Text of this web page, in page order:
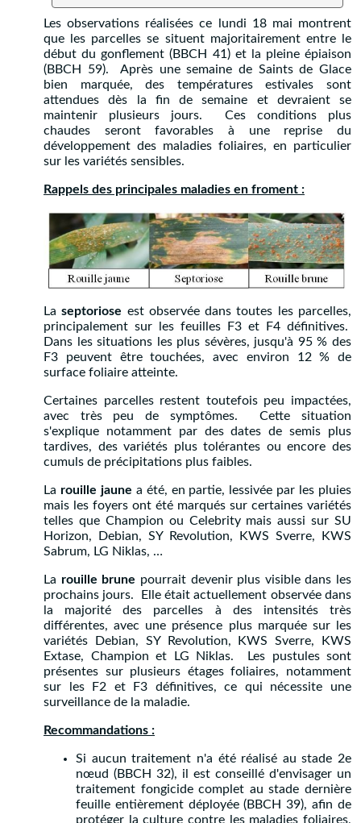
Les observations réalisées ce lundi 18 mai montrent
que les parcelles se situent majoritairement entre le
début du gonflement (BBCH 41) et la pleine épiaison
(BBCH 59). Après une semaine de Saints de Glace
bien marquée, des températures estivales sont
attendues dès la fin de semaine et devraient se
maintenir plusieurs jours. Ces conditions plus
chaudes seront favorables à une reprise du
développement des maladies foliaires, en particulier
sur les variétés sensibles.
Rappels des principales maladies en froment :
Laseptoriose est observée dans toutes les parcelles,
principalement sur les feuilles F3 et F4 définitives.
Dans les situations les plus sévères, jusqu'à 95 % des
F3 peuvent être touchées, avec environ 12 % de
surface foliaire atteinte.
Certaines parcelles restent toutefois peu impactées,
avec très peu de symptômes. Cette situation
s'explique notamment par des dates de semis plus
tardives, des variétés plus tolérantes ou encore des
cumuls de précipitations plus faibles.
La rouille jaune a été, en partie, lessivée par les pluies
mais les foyers ont été marqués sur certaines variétés
telles que Champion ou Celebrity mais aussi sur SU
Horizon, Debian, SY Revolution, KWS Sverre, KWS
Sabrum, LG Niklas, …
La rouille brune pourrait devenir plus visible dans les
prochains jours. Elle était actuellement observée dans
la majorité des parcelles à des intensités très
différentes, avec une présence plus marquée sur les
variétés Debian, SY Revolution, KWS Sverre, KWS
Extase, Champion et LG Niklas. Les pustules sont
présentes sur plusieurs étages foliaires, notamment
sur les F2 et F3 définitives, ce qui nécessite une
surveillance de la maladie.
Recommandations :
Si aucun traitement n'a été réalisé au stade 2e
nœud (BBCH 32), il est conseillé d'envisager un
traitement fongicide complet au stade dernière
feuille entièrement déployée (BBCH 39), afin de
protéger la culture contre les maladies foliaires,